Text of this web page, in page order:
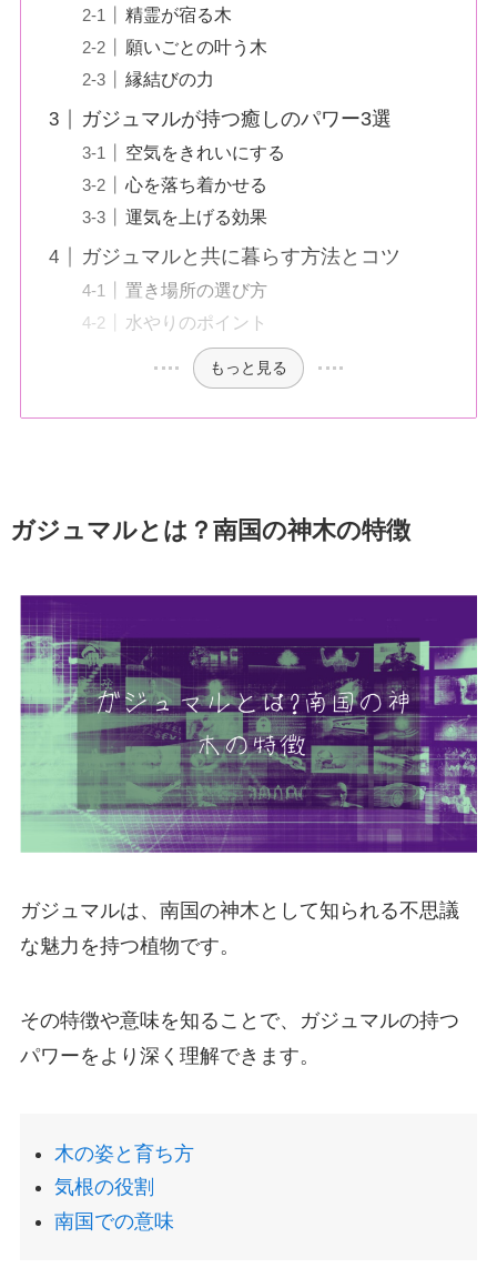
精霊が宿る木
願いごとの叶う木
縁結びの力
ガジュマルが持つ癒しのパワー3選
空気をきれいにする
心を落ち着かせる
運気を上げる効果
ガジュマルと共に暮らす方法とコツ
置き場所の選び方
水やりのポイント
もっと見る
ガジュマルとは？南国の神木の特徴
ガジュマルは、南国の神木として知られる不思議
な魅力を持つ植物です。
その特徴や意味を知ることで、ガジュマルの持つ
パワーをより深く理解できます。
木の姿と育ち方
気根の役割
南国での意味